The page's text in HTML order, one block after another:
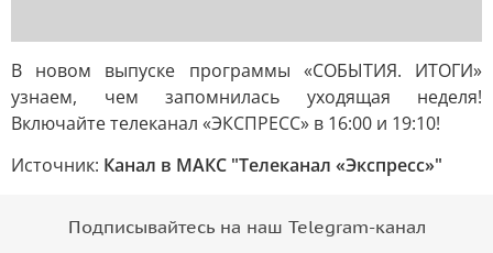
В новом выпуске программы «СОБЫТИЯ. ИТОГИ»
узнаем, чем запомнилась уходящая неделя!
Включайте телеканал «ЭКСПРЕСС» в 16:00 и 19:10!
Источник: Канал в МАКС "Телеканал «Экспресс»"
Подписывайтесь на наш Telegram-канал